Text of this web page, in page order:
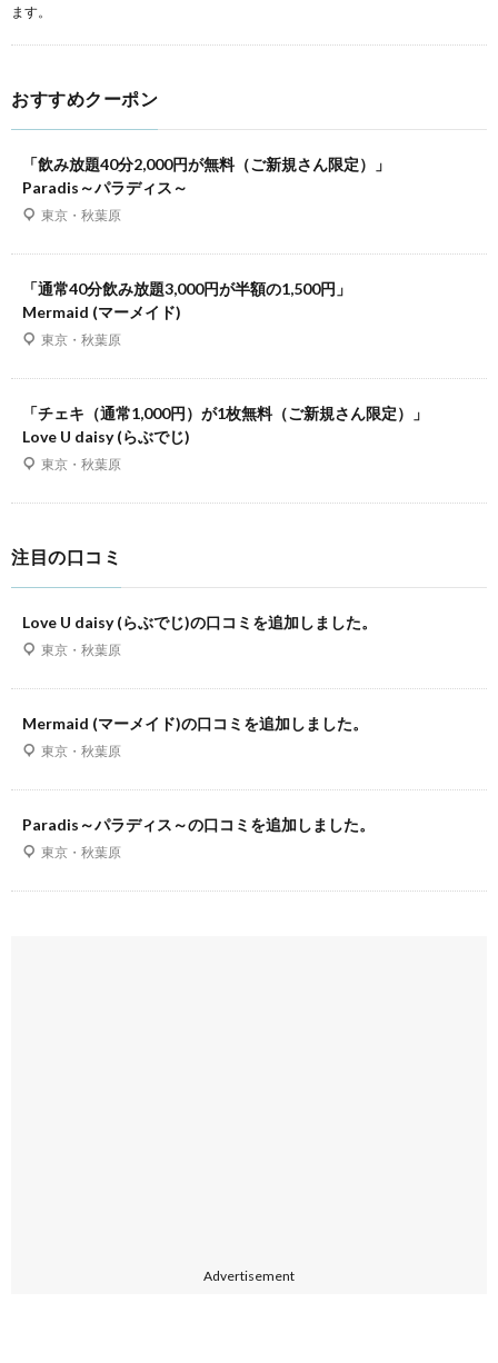
ます。
おすすめクーポン
「飲み放題40分2,000円が無料（ご新規さん限定）」
Paradis～パラディス～
東京・秋葉原
「通常40分飲み放題3,000円が半額の1,500円」
Mermaid (マーメイド)
東京・秋葉原
「チェキ（通常1,000円）が1枚無料（ご新規さん限定）」
Love U daisy (らぶでじ)
東京・秋葉原
注目の口コミ
Love U daisy (らぶでじ)の口コミを追加しました。
東京・秋葉原
Mermaid (マーメイド)の口コミを追加しました。
東京・秋葉原
Paradis～パラディス～の口コミを追加しました。
東京・秋葉原
Advertisement